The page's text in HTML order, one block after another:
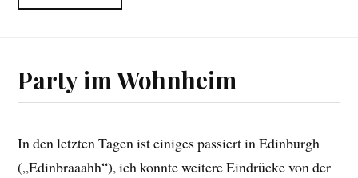
Party im Wohnheim
In den letzten Tagen ist einiges passiert in Edinburgh
(„Edinbraaahh“), ich konnte weitere Eindrücke von der